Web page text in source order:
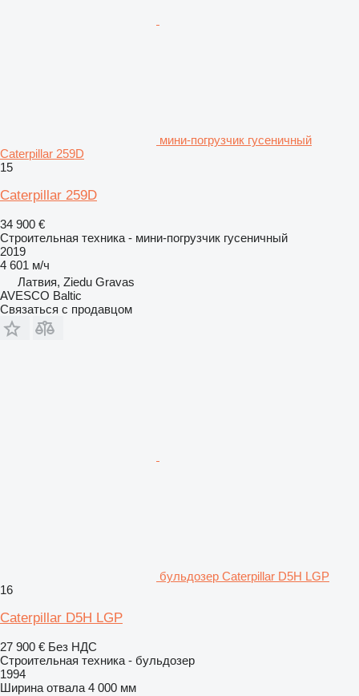
мини-погрузчик гусеничный
Caterpillar 259D
15
Caterpillar 259D
34 900 €
Строительная техника - мини-погрузчик гусеничный
2019
4 601 м/ч
Латвия, Ziedu Gravas
AVESCO Baltic
Связаться с продавцом
бульдозер Caterpillar D5H LGP
16
Caterpillar D5H LGP
27 900 € Без НДС
Строительная техника - бульдозер
1994
Ширина отвала 4 000 мм